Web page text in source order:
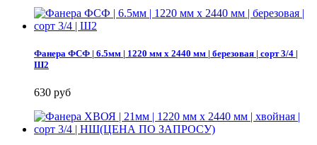
Фанера ФСФ | 6.5мм | 1220 мм х 2440 мм | березовая | сорт 3/4 |
Ш2
630 руб